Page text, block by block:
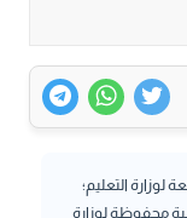
لوزارة التعليم؛
محفوظة لوزارة